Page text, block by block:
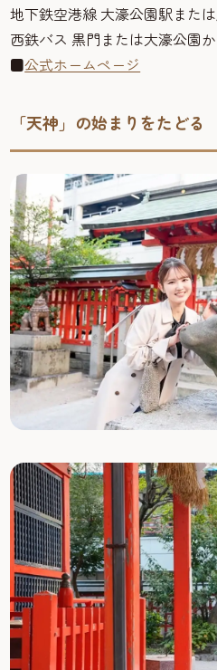
地下鉄空港線 大濠公園駅また
西鉄バス 黒門または大濠公園
■公式ホームページ
「天神」の始まりをたどる